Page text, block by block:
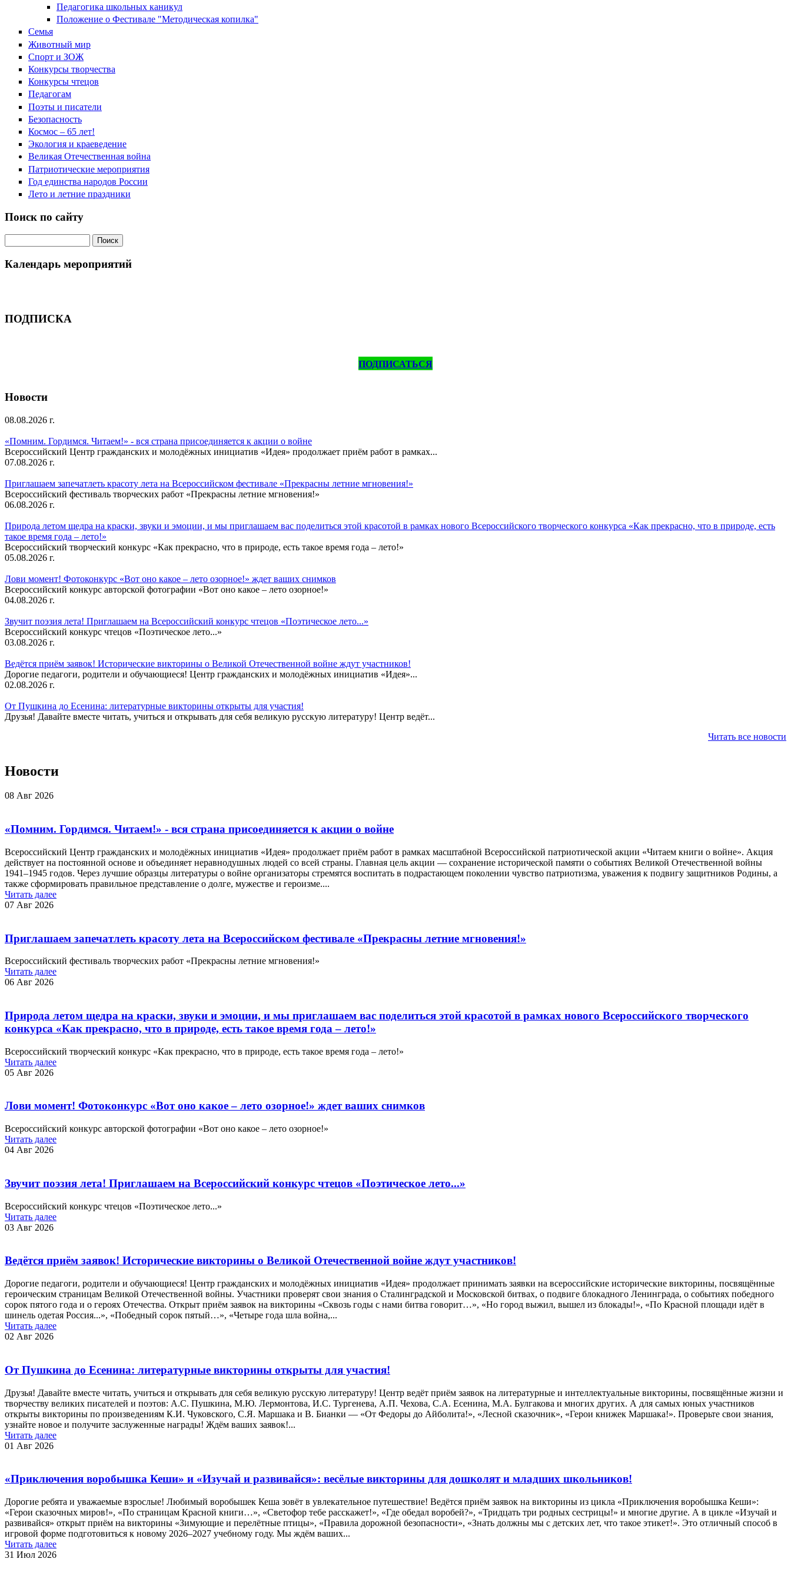
Педагогика школьных каникул
Положение о Фестивале "Методическая копилка"
Семья
Животный мир
Спорт и ЗОЖ
Конкурсы творчества
Конкурсы чтецов
Педагогам
Поэты и писатели
Безопасность
Космос – 65 лет!
Экология и краеведение
Великая Отечественная война
Патриотические мероприятия
Год единства народов России
Лето и летние праздники
Поиск по сайту
Календарь мероприятий
ПОДПИСКА
ПОДПИСАТЬСЯ
Новости
08.08.2026 г.
«Помним. Гордимся. Читаем!» - вся страна присоединяется к акции о войне
Всероссийский Центр гражданских и молодёжных инициатив «Идея» продолжает приём работ в рамках...
07.08.2026 г.
Приглашаем запечатлеть красоту лета на Всероссийском фестивале «Прекрасны летние мгновения!»
Всероссийский фестиваль творческих работ «Прекрасны летние мгновения!»
06.08.2026 г.
Природа летом щедра на краски, звуки и эмоции, и мы приглашаем вас поделиться этой красотой в рамках нового Всероссийского творческого конкурса «Как прекрасно, что в природе, есть
такое время года – лето!»
Всероссийский творческий конкурс «Как прекрасно, что в природе, есть такое время года – лето!»
05.08.2026 г.
Лови момент! Фотоконкурс «Вот оно какое – лето озорное!» ждет ваших снимков
Всероссийский конкурс авторской фотографии «Вот оно какое – лето озорное!»
04.08.2026 г.
Звучит поэзия лета! Приглашаем на Всероссийский конкурс чтецов «Поэтическое лето...»
Всероссийский конкурс чтецов «Поэтическое лето...»
03.08.2026 г.
Ведётся приём заявок! Исторические викторины о Великой Отечественной войне ждут участников!
Дорогие педагоги, родители и обучающиеся! Центр гражданских и молодёжных инициатив «Идея»...
02.08.2026 г.
От Пушкина до Есенина: литературные викторины открыты для участия!
Друзья! Давайте вместе читать, учиться и открывать для себя великую русскую литературу! Центр ведёт...
Читать все новости
Новости
08 Авг 2026
«Помним. Гордимся. Читаем!» - вся страна присоединяется к акции о войне
Всероссийский Центр гражданских и молодёжных инициатив «Идея» продолжает приём работ в рамках масштабной Всероссийской патриотической акции «Читаем книги о войне». Акция
действует на постоянной основе и объединяет неравнодушных людей со всей страны. Главная цель акции — сохранение исторической памяти о событиях Великой Отечественной войны
1941–1945 годов. Через лучшие образцы литературы о войне организаторы стремятся воспитать в подрастающем поколении чувство патриотизма, уважения к подвигу защитников Родины, а
также сформировать правильное представление о долге, мужестве и героизме....
Читать далее
07 Авг 2026
Приглашаем запечатлеть красоту лета на Всероссийском фестивале «Прекрасны летние мгновения!»
Всероссийский фестиваль творческих работ «Прекрасны летние мгновения!»
Читать далее
06 Авг 2026
Природа летом щедра на краски, звуки и эмоции, и мы приглашаем вас поделиться этой красотой в рамках нового Всероссийского творческого
конкурса «Как прекрасно, что в природе, есть такое время года – лето!»
Всероссийский творческий конкурс «Как прекрасно, что в природе, есть такое время года – лето!»
Читать далее
05 Авг 2026
Лови момент! Фотоконкурс «Вот оно какое – лето озорное!» ждет ваших снимков
Всероссийский конкурс авторской фотографии «Вот оно какое – лето озорное!»
Читать далее
04 Авг 2026
Звучит поэзия лета! Приглашаем на Всероссийский конкурс чтецов «Поэтическое лето...»
Всероссийский конкурс чтецов «Поэтическое лето...»
Читать далее
03 Авг 2026
Ведётся приём заявок! Исторические викторины о Великой Отечественной войне ждут участников!
Дорогие педагоги, родители и обучающиеся! Центр гражданских и молодёжных инициатив «Идея» продолжает принимать заявки на всероссийские исторические викторины, посвящённые
героическим страницам Великой Отечественной войны. Участники проверят свои знания о Сталинградской и Московской битвах, о подвиге блокадного Ленинграда, о событиях победного
сорок пятого года и о героях Отечества. Открыт приём заявок на викторины «Сквозь годы с нами битва говорит…», «Но город выжил, вышел из блокады!», «По Красной площади идёт в
шинель одетая Россия...», «Победный сорок пятый…», «Четыре года шла война,...
Читать далее
02 Авг 2026
От Пушкина до Есенина: литературные викторины открыты для участия!
Друзья! Давайте вместе читать, учиться и открывать для себя великую русскую литературу! Центр ведёт приём заявок на литературные и интеллектуальные викторины, посвящённые жизни и
творчеству великих писателей и поэтов: А.С. Пушкина, М.Ю. Лермонтова, И.С. Тургенева, А.П. Чехова, С.А. Есенина, М.А. Булгакова и многих других. А для самых юных участников
открыты викторины по произведениям К.И. Чуковского, С.Я. Маршака и В. Бианки — «От Федоры до Айболита!», «Лесной сказочник», «Герои книжек Маршака!». Проверьте свои знания,
узнайте новое и получите заслуженные награды! Ждём ваших заявок!...
Читать далее
01 Авг 2026
«Приключения воробышка Кеши» и «Изучай и развивайся»: весёлые викторины для дошколят и младших школьников!
Дорогие ребята и уважаемые взрослые! Любимый воробышек Кеша зовёт в увлекательное путешествие! Ведётся приём заявок на викторины из цикла «Приключения воробышка Кеши»:
«Герои сказочных миров!», «По страницам Красной книги…», «Светофор тебе расскажет!», «Где обедал воробей?», «Тридцать три родных сестрицы!» и многие другие. А в цикле «Изучай и
развивайся» открыт приём на викторины «Зимующие и перелётные птицы», «Правила дорожной безопасности», «Знать должны мы с детских лет, что такое этикет!». Это отличный способ в
игровой форме подготовиться к новому 2026–2027 учебному году. Мы ждём ваших...
Читать далее
31 Июл 2026